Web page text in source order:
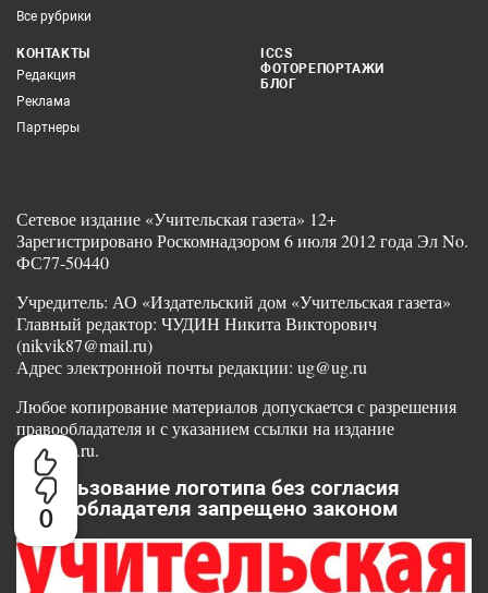
0
Все рубрики
КОНТАКТЫ
Редакция
Реклама
Партнеры
ICCS
ФОТОРЕПОРТАЖИ
БЛОГ
Сетевое издание «Учительская газета» 12+
Зарегистрировано Роскомнадзором 6 июля 2012 года Эл No.
ФС77-50440
Учредитель: АО «Издательский дом «Учительская газета»
Главный редактор: ЧУДИН Никита Викторович
(nikvik87@mail.ru)
Адрес электронной почты редакции: ug@ug.ru
Любое копирование материалов допускается с разрешения
правообладателя и с указанием ссылки на издание
www.ug.ru.
Использование логотипа без согласия
правообладателя запрещено законом